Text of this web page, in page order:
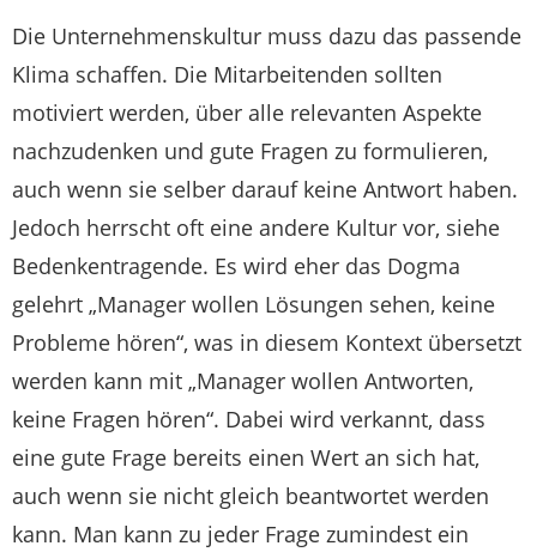
Die Unternehmenskultur muss dazu das passende
Klima schaffen. Die Mitarbeitenden sollten
motiviert werden, über alle relevanten Aspekte
nachzudenken und gute Fragen zu formulieren,
auch wenn sie selber darauf keine Antwort haben.
Jedoch herrscht oft eine andere Kultur vor, siehe
Bedenkentragende. Es wird eher das Dogma
gelehrt „Manager wollen Lösungen sehen, keine
Probleme hören“, was in diesem Kontext übersetzt
werden kann mit „Manager wollen Antworten,
keine Fragen hören“. Dabei wird verkannt, dass
eine gute Frage bereits einen Wert an sich hat,
auch wenn sie nicht gleich beantwortet werden
kann. Man kann zu jeder Frage zumindest ein